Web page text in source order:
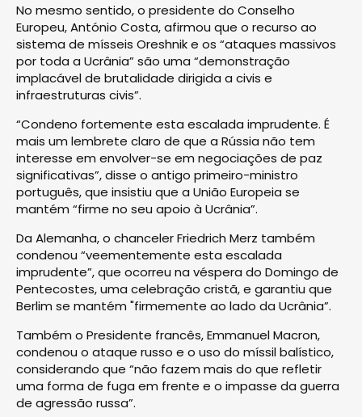
No mesmo sentido, o presidente do Conselho
Europeu, António Costa, afirmou que o recurso ao
sistema de mísseis Oreshnik e os “ataques massivos
por toda a Ucrânia” são uma “demonstração
implacável de brutalidade dirigida a civis e
infraestruturas civis”.
“Condeno fortemente esta escalada imprudente. É
mais um lembrete claro de que a Rússia não tem
interesse em envolver-se em negociações de paz
significativas”, disse o antigo primeiro-ministro
português, que insistiu que a União Europeia se
mantém “firme no seu apoio à Ucrânia”.
Da Alemanha, o chanceler Friedrich Merz também
condenou “veementemente esta escalada
imprudente”, que ocorreu na véspera do Domingo de
Pentecostes, uma celebração cristã, e garantiu que
Berlim se mantém "firmemente ao lado da Ucrânia”.
Também o Presidente francês, Emmanuel Macron,
condenou o ataque russo e o uso do míssil balístico,
considerando que “não fazem mais do que refletir
uma forma de fuga em frente e o impasse da guerra
de agressão russa”.